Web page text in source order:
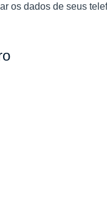
os dados de seus